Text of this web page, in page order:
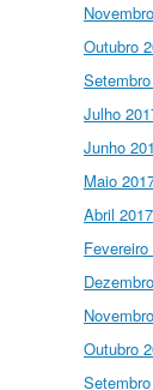
Outubro
Julho
Junho
Maio
Abril 2017
Fevereiro
Outubro